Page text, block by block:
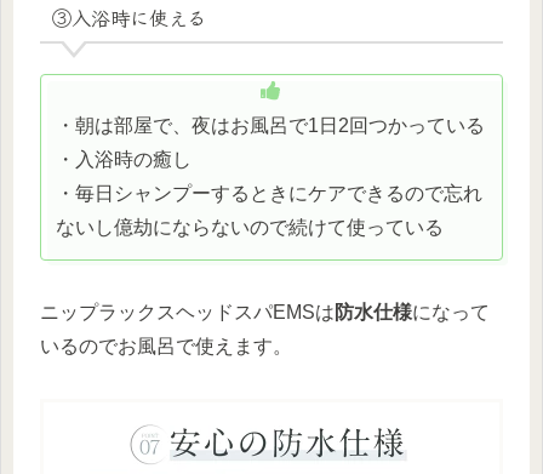
③入浴時に使える
・朝は部屋で、夜はお風呂で1日2回つかっている
・入浴時の癒し
・毎日シャンプーするときにケアできるので忘れ
ないし億劫にならないので続けて使っている
ニップラックスヘッドスパEMSは 防水仕様になって
いるのでお風呂で使えます。